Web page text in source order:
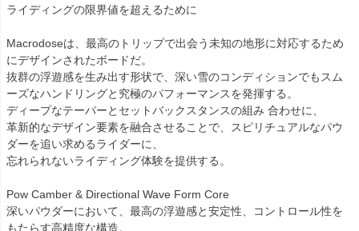
ライディングの限界値を超えるために
Macrodoseは、最高のトリップで出会う未知の地形に対応するため
にデザインされたボードだ。
抜群の浮遊感を生み出す形状で、深い雪のコンディションでもスム
ーズなハンドリングと究極のパフォーマンスを発揮する。
ディープなテーパーとセットバックスタンスの組み 合わせに、
革新的なデザイン要素を融合させることで、スピリチュアルなパウ
ダーを追い求めるライダーに、
忘れられないライディング体験を提供する。
Pow Camber & Directional Wave Form Core
深いパウダーにおいて、最高の浮遊感と安定性、コントロール性を
もたらす高精度な構造。